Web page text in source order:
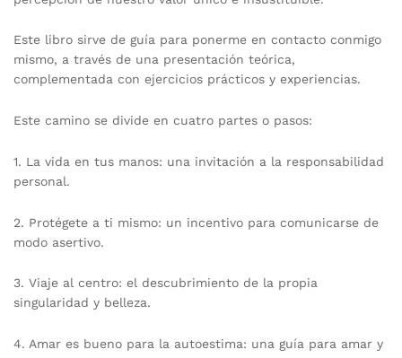
Este libro sirve de guía para ponerme en contacto conmigo
mismo, a través de una presentación teórica,
complementada con ejercicios prácticos y experiencias.
Este camino se divide en cuatro partes o pasos:
1. La vida en tus manos: una invitación a la responsabilidad
personal.
2. Protégete a ti mismo: un incentivo para comunicarse de
modo asertivo.
3. Viaje al centro: el descubrimiento de la propia
singularidad y belleza.
4. Amar es bueno para la autoestima: una guía para amar y